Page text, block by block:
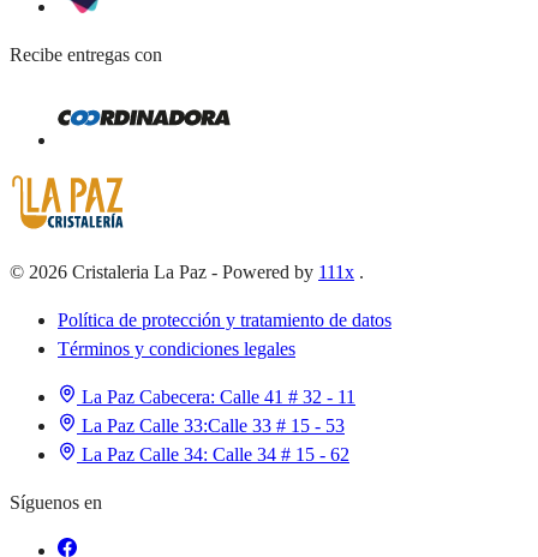
Recibe entregas con
© 2026 Cristaleria La Paz - Powered by 111x .
Política de protección y tratamiento de datos
Términos y condiciones legales
La Paz Cabecera: Calle 41 # 32 - 11
La Paz Calle 33:Calle 33 # 15 - 53
La Paz Calle 34: Calle 34 # 15 - 62
Síguenos en